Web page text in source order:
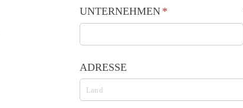
UNTERNEHMEN *
(is vereist)
ADRESSE